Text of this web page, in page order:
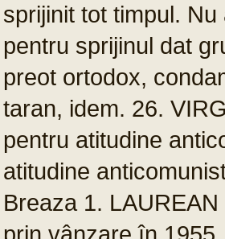
sprijinit tot timpul.
pentru sprijinul dat
preot ortodox,
taran, idem. 26.
pentru atitudine
atitudine
Breaza 1.